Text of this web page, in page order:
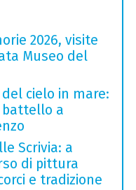
2026, visite
Museo del
cielo in mare:
battello a
Scrivia: a
di pittura
e tradizione